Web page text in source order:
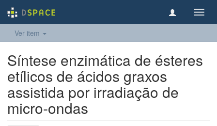
Ver item
Síntese enzimática de ésteres
etílicos de ácidos graxos
assistida por irradiação de
micro-ondas